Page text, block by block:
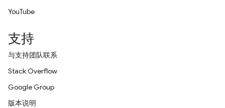
YouTube
支持
与支持团队联系
Stack Overflow
Google Group
版本说明